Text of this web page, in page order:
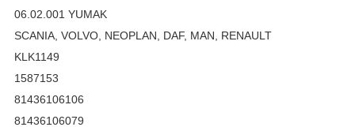
06.02.001 YUMAK
SCANIA, VOLVO, NEOPLAN, DAF, MAN, RENAULT
KLK1149
1587153
81436106106
81436106079